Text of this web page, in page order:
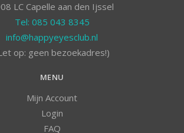
LC Capelle aan den Ijssel
Tel: 085 043 8345
info@happyeyesclub.nl
op: geen bezoekadres!)
MENU
Mijn Account
Login
FAQ